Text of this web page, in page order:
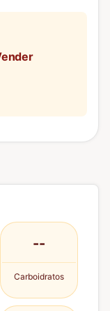
--
Carboidratos